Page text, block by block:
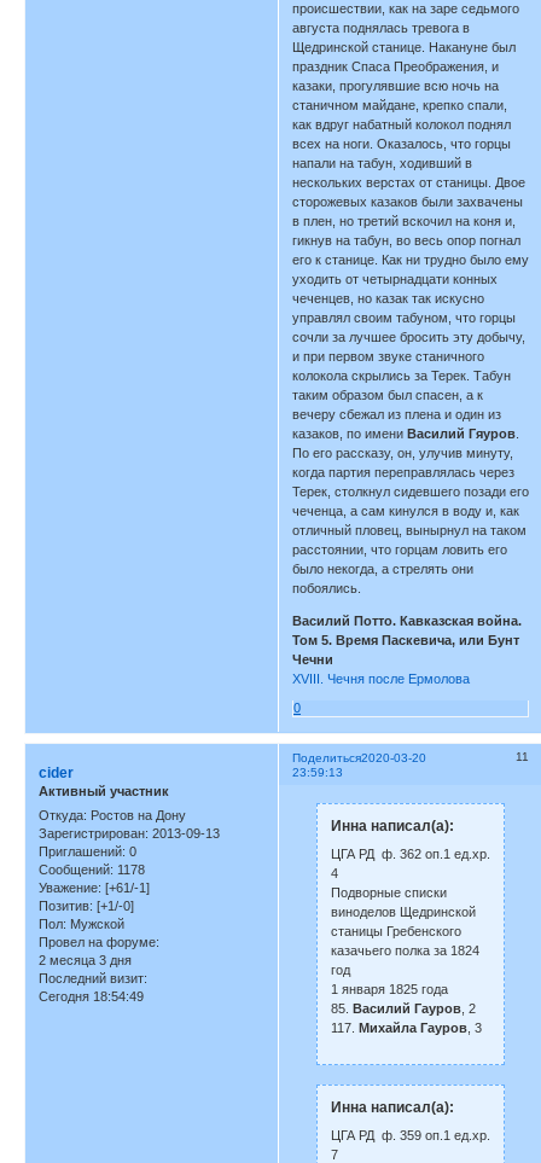
происшествии, как на заре седьмого
августа поднялась тревога в
Щедринской станице. Накануне был
праздник Спаса Преображения, и
казаки, прогулявшие всю ночь на
станичном майдане, крепко спали,
как вдруг набатный колокол поднял
всех на ноги. Оказалось, что горцы
напали на табун, ходивший в
нескольких верстах от станицы. Двое
сторожевых казаков были захвачены
в плен, но третий вскочил на коня и,
гикнув на табун, во весь опор погнал
его к станице. Как ни трудно было ему
уходить от четырнадцати конных
чеченцев, но казак так искусно
управлял своим табуном, что горцы
сочли за лучшее бросить эту добычу,
и при первом звуке станичного
колокола скрылись за Терек. Табун
таким образом был спасен, а к
вечеру сбежал из плена и один из
казаков, по имени Василий Гяуров
По его рассказу, он, улучив минуту,
когда партия переправлялась через
Терек, столкнул сидевшего позади его
чеченца, а сам кинулся в воду и, как
отличный пловец, вынырнул на таком
расстоянии, что горцам ловить его
было некогда, а стрелять они
побоялись.
Василий Потто. Кавказская война.
Том 5. Время Паскевича, или Бунт
Чечни
XVIII. Чечня после Ермолова
0
Поделиться 11
2020-03-20
23:59:13
cider
Активный участник
Откуда: Ростов на Дону
Зарегистрирован: 2013-09-13
Приглашений: 0
Сообщений: 1178
Уважение: [+61/-1]
Позитив: [+1/-0]
Пол: Мужской
Провел на форуме:
2 месяца 3 дня
Последний визит:
Сегодня 18:54:49
Инна написал(а):
ЦГА РД ф. 362 оп.1 ед.хр.
4
Подворные списки
виноделов Щедринской
станицы Гребенского
казачьего полка за 1824
год
1 января 1825 года
85. Василий Гауров, 2
117. Михайла Гауров, 3
Инна написал(а):
ЦГА РД ф. 359 оп.1 ед.хр.
7